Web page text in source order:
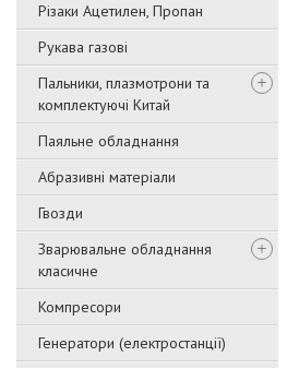
Різаки Ацетилен, Пропан
Рукава газові
Пальники, плазмотрони та
комплектуючі Китай
Паяльне обладнання
Абразивні матеріали
Гвозди
Зварювальне обладнання
класичне
Компресори
Генератори (електростанції)